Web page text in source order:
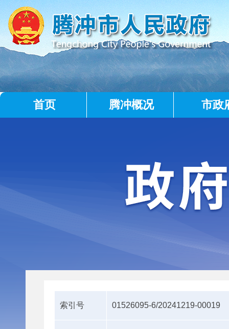
首页 腾冲概况 市政
索引号 01526095-6/20241219-00019